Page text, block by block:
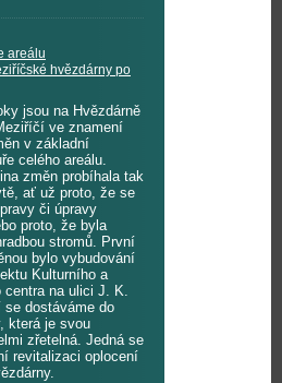
areálu
hvězdárny po
jsou na Hvězdárně
ve znamení
v základní
celého areálu.
změn probíhala tak
ať už proto, že se
či úpravy
proto, že byla
stromů. První
bylo vybudování
Kulturního a
centra na ulici J. K.
se dostáváme do
která je svou
zřetelná. Jedná se
revitalizaci oplocení